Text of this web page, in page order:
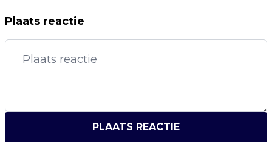
Plaats reactie
PLAATS REACTIE